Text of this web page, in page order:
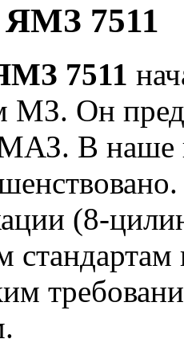
ЯМЗ 7511
7511
МЗ. Он
В наше
(8-
стандартам